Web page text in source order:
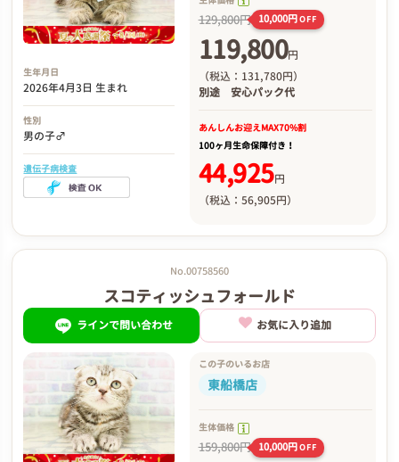
生年月日
2026年4月3日 生まれ
性別
男の子♂
遺伝子病検査
129,800円 10,000円OFF
119,800円
（税込：131,780円）
別途 安心パック代
あんしんお迎えMAX70%割
100ヶ月生命保障付き！
44,925円
（税込：56,905円）
No.00758560
スコティッシュフォールド
ラインで問い合わせ お気に入り追加
この子のいるお店
東船橋店
生体価格
159,800円 10,000円OFF